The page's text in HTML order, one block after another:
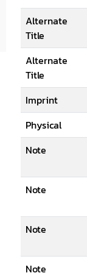
Alternate
Title
Alternate
Title
Imprint
Physical
Note
Note
Note
Note